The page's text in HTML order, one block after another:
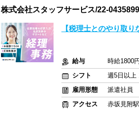
株式会社スタッフサービス/22-
【税理士とのやり取
給与
時給1800
シフト
週5日以上
雇用形態
派遣社員
アクセス
赤坂見附